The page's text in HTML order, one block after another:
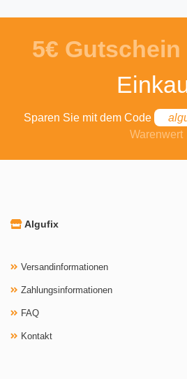
5€ Gutschein
Sparen Sie mit dem Code
Warenwert
Algufix
Versandinformationen
Zahlungsinformationen
FAQ
Kontakt